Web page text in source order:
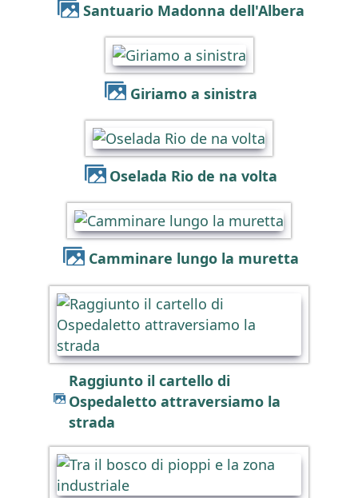
Santuario Madonna dell'Albera
Giriamo a sinistra
Oselada Rio de na volta
Camminare lungo la muretta
Raggiunto il cartello di
Ospedaletto attraversiamo la
strada